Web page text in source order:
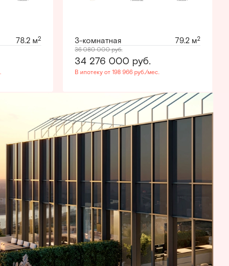
78.2 м2
3-комнатная 79.2 м2
36 080 000руб.
34 276 000 руб.
В ипотеку от 198 966 руб./мес.